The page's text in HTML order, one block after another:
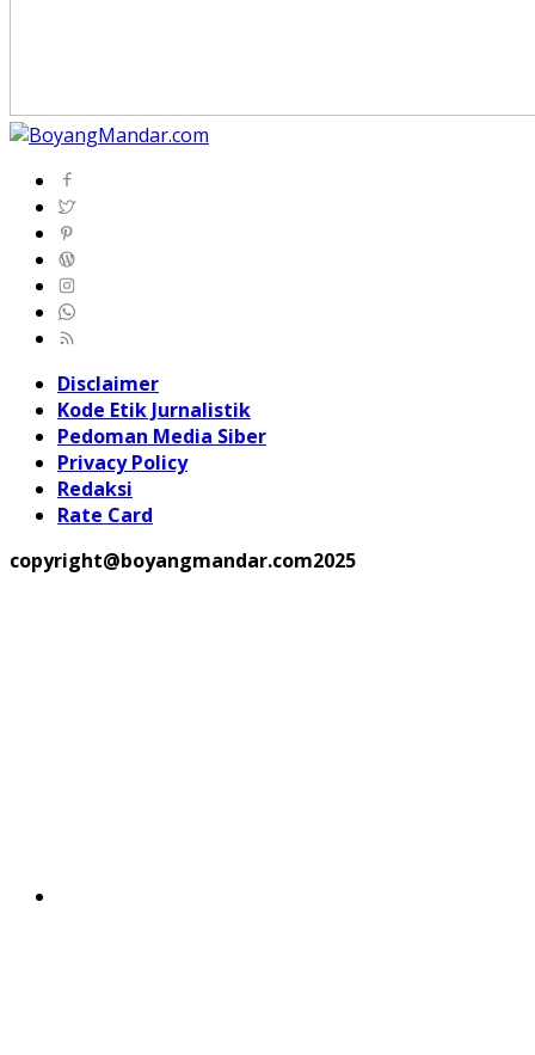
Disclaimer
Kode Etik Jurnalistik
Pedoman Media Siber
Privacy Policy
Redaksi
Rate Card
copyright@boyangmandar.com2025